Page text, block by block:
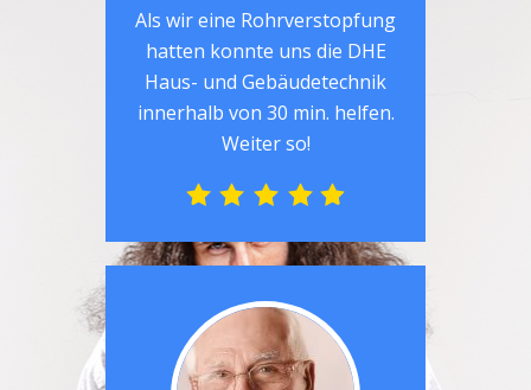
Als wir eine Rohrverstopfung
hatten konnte uns die DHE
Haus- und Gebäudetechnik
innerhalb von 30 min. helfen.
Weiter so!